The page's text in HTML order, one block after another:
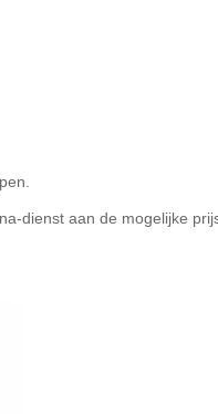
dienst aan de mogelijke